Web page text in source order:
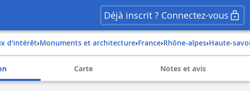
Déjà inscrit ? Connectez-vous
d'intérêt› Monuments et architecture› france› rhône-alpes› haute-
Carte Notes et avis